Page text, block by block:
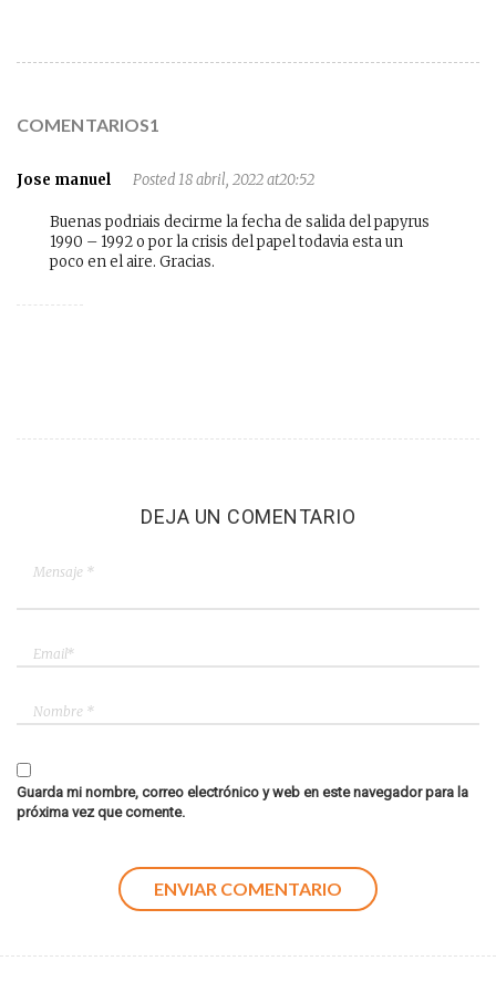
COMENTARIOS1
Jose manuel Posted 18 abril, 2022 at20:52
Buenas podriais decirme la fecha de salida del papyrus
1990 – 1992 o por la crisis del papel todavia esta un
poco en el aire. Gracias.
DEJA UN COMENTARIO
Guarda mi nombre, correo electrónico y web en este navegador para la
próxima vez que comente.